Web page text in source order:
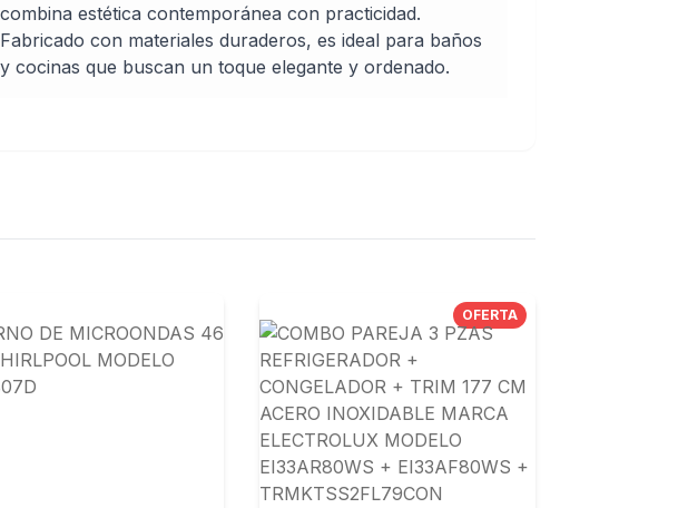
combina estética contemporánea con practicidad.
Fabricado con materiales duraderos, es ideal para baños
y cocinas que buscan un toque elegante y ordenado.
OFERTA